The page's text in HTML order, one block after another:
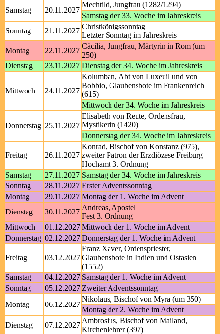
Samstag
20.11.2027
Mechtild, Jungfrau (1282/1294)
Samstag der 33. Woche im Jahreskreis
Sonntag
21.11.2027
Christkönigssonntag
Letzter Sonntag im Jahreskreis
Montag
22.11.2027
Cäcilia, Jungfrau, Märtyrin in Rom (um
250)
Dienstag
23.11.2027 Dienstag der 34. Woche im Jahreskreis
Mittwoch 24.11.2027
Kolumban, Abt von Luxeuil und von
Bobbio, Glaubensbote im Frankenreich
(615)
Mittwoch der 34. Woche im Jahreskreis
Donnerstag 25.11.2027
Elisabeth von Reute, Ordensfrau,
Mystikerin (1420)
Donnerstag der 34. Woche im Jahreskreis
Freitag 26.11.2027
Konrad, Bischof von Konstanz (975),
zweiter Patron der Erzdiözese Freiburg
Hochamt 3. Ordnung
Samstag
27.11.2027 Samstag der 34. Woche im Jahreskreis
Sonntag
28.11.2027 Erster Adventssonntag
Montag
29.11.2027 Montag der 1. Woche im Advent
Dienstag
30.11.2027
Andreas, Apostel
Fest 3. Ordnung
Mittwoch
01.12.2027 Mittwoch der 1. Woche im Advent
Donnerstag 02.12.2027 Donnerstag der 1. Woche im Advent
Freitag 03.12.2027
Franz Xaver, Ordenspriester,
Glaubensbote in Indien und Ostasien
(1552)
Samstag
04.12.2027 Samstag der 1. Woche im Advent
Sonntag
05.12.2027 Zweiter Adventssonntag
Montag
06.12.2027
Nikolaus, Bischof von Myra (um 350)
Montag der 2. Woche im Advent
Dienstag
07.12.2027
Ambrosius, Bischof von Mailand,
Kirchenlehrer (397)